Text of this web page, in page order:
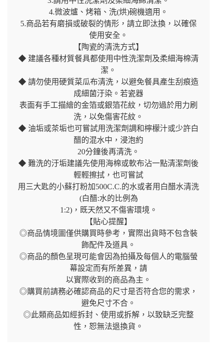
4.微波爐、烤箱、洗(烘)碗機適用。
5.商品若有磨損或破裂的情形，請立即汰換，以確保
使用安全。
【陶瓷的清洗方式】
◆ 建議各種材質餐具都使用中性洗潔劑及柔細海棉清
潔。
◆ 請勿使用硬質菜瓜布清洗，以避免餐具產生刮痕造
成細菌汙染。若瓷器
表面有手工描繪的金箔或銀箔花紋，切勿過於用力刷
洗，以免傷害花紋。
◆ 油垢或茶垢也可嘗試用洗潔劑調和檸檬汁或少許白
醋的混水中，浸泡約
20分鐘後再清洗。
◆ 難洗的汙垢建議先使用海棉或軟布沾一點清潔劑後
輕輕擦拭，也可嘗試
用三大匙的小蘇打粉加500C.C.的水或者用白醋水清洗
(白醋:水的比例為
1:2)，既天然又不傷害環境。
【貼心提醒】
◎商品情境圖僅供購買時參考，實際出貨時不包含裝
飾配件及道具。
◎商品的顏色呈現可能會因為拍攝及每個人的電腦螢
幕設定而有所差異，請
以實際收到的商品為主。
◎購買前請務必確認商品的尺寸是否符合您的需求，
避免尺寸不合。
◎此類商品如經拆封、使用或拆解，以致缺乏完整
性，恕無法退換貨。